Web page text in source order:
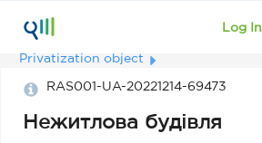
Log In
Privatization object
RAS001-UA-20221214-69473
Нежитлова будівля